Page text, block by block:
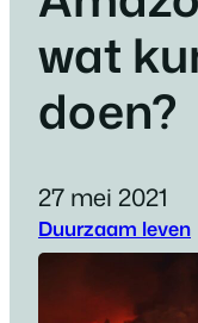
wat
doen?
27 mei 2021
Duurzaam leven